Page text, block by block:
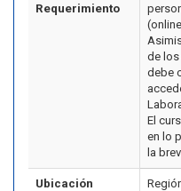
Requerimiento
de
debe
El
en lo
la
Ubicación